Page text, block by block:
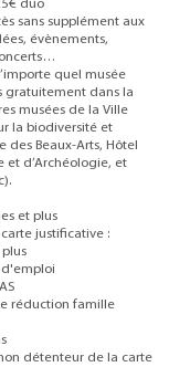
duo
sans supplément aux
évènements,
quel musée
gratuitement dans la
musées de la Ville
la biodiversité et
des Beaux-Arts, Hôtel
et d’Archéologie, et
et plus
justificative :
plus
d'emploi
réduction famille
détenteur de la carte